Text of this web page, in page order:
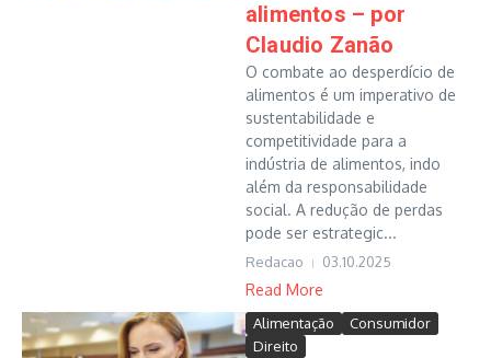
alimentos – por
Claudio Zanão
O combate ao desperdício de
alimentos é um imperativo de
sustentabilidade e
competitividade para a
indústria de alimentos, indo
além da responsabilidade
social. A redução de perdas
pode ser estrategic...
Redacao 03.10.2025
Read More
Alimentação
Consumidor
Direito